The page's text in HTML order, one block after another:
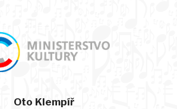
Oto Klempíř